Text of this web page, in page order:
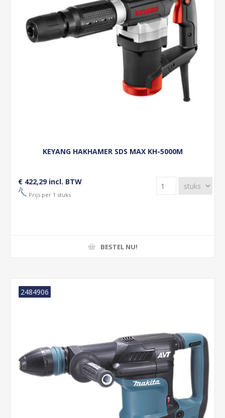
KEYANG HAKHAMER SDS MAX KH-5000M
€ 422,29 incl. BTW
Prijs per 1 stuks
BESTEL NU!
2484906